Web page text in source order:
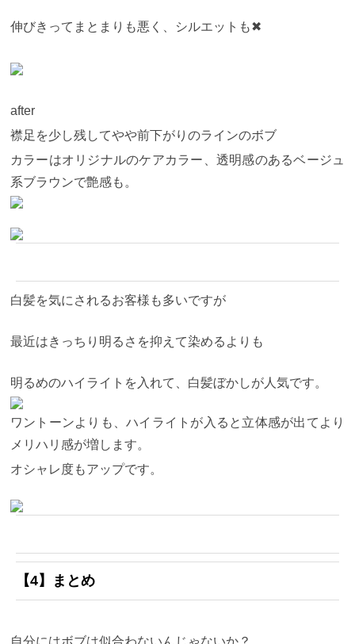
伸びきってまとまりも悪く、シルエットも✖︎
after
襟足を少し残してやや前下がりのラインのボブ
カラーはオリジナルのケアカラー、透明感のあるベージュ
系ブラウンで艶感も。
白髪を気にされるお客様も多いですが
最近はきっちり明るさを抑えて染めるよりも
明るめのハイライトを入れて、白髪ぼかしが人気です。
ワントーンよりも、ハイライトが入ると立体感が出てより
メリハリ感が増します。
オシャレ度もアップです。
【4】まとめ